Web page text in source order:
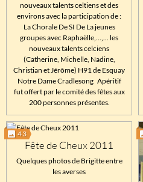
nouveaux talents celtiens et des
environs avec la participation de :
La Chorale De SI De La jeunes
groupes avec Raphaëlle,...,... les
nouveaux talents celciens
(Catherine, Michelle, Nadine,
Christian et Jérôme) H91 de Esquay
Notre Dame Cradlesong Apéritif
fut offert par le comité des fêtes aux
200 personnes présentes.
43
Fête de Cheux 2011
Quelques photos de Brigitte entre
les averses